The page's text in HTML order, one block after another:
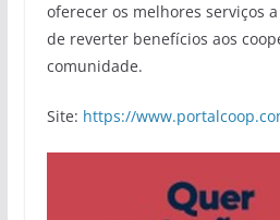
oferecer os melhores serviços
de reverter benefícios aos
comunidade.
Site: https://